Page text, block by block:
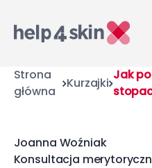
Strona
główna
Kurzajki
Jak
Joanna Woźniak
Konsultacja